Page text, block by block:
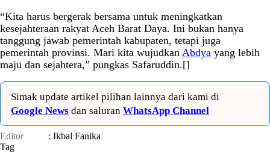
“Kita harus bergerak bersama untuk meningkatkan
kesejahteraan rakyat Aceh Barat Daya. Ini bukan hanya
tanggung jawab pemerintah kabupaten, tetapi juga
pemerintah provinsi. Mari kita wujudkan Abdya yang lebih
maju dan sejahtera,” pungkas Safaruddin.[]
Simak update artikel pilihan lainnya dari kami di
Google News dan saluran WhatsApp Channel
Editor
: Ikbal Fanika
Tag